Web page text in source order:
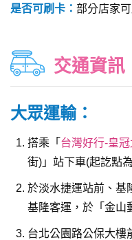
是否可刷卡： 部分店家
交通資訊
大眾運輸：
搭乘「 台灣好行-皇
街)」站下車(起訖點
於淡水捷運站前、基
基隆客運，於「金山
台北公園路公保大樓